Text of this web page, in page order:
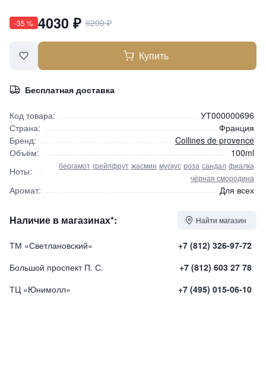
-35 % 4030₽6200₽
Купить
Бесплатная доставка
Код товара:
УТ000000696
Страна:
Франция
Бренд:
Collines de provence
Объём:
100ml
Ноты:
бергамот грейпфрут жасмин мускус роза сандал фиалка
чёрная смородина
Аромат: Для всех
Наличие в магазинах*: Найти магазин
ТМ «Светлановский»
+7 (812) 326-97-72
Большой проспект П. С.
+7 (812) 603 27 78
ТЦ «Юнимолл»
+7 (495) 015-06-10